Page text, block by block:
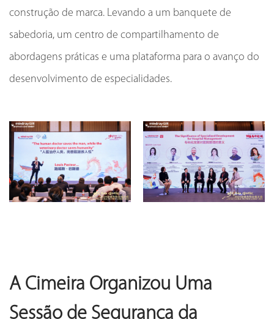
construção de marca. Levando a um banquete de
sabedoria, um centro de compartilhamento de
abordagens práticas e uma plataforma para o avanço do
desenvolvimento de especialidades.
A Cimeira Organizou Uma
Sessão de Segurança da